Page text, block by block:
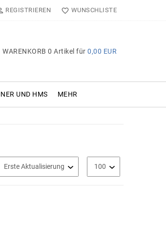
REGISTRIEREN WUNSCHLISTE
WARENKORB 0 Artikel für 0,00 EUR
UND HMS MEHR